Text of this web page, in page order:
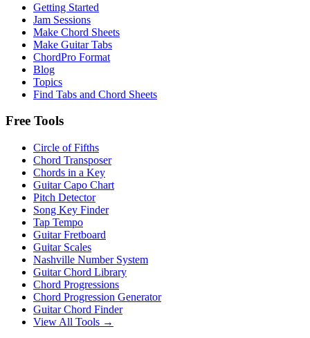
Getting Started
Jam Sessions
Make Chord Sheets
Make Guitar Tabs
ChordPro Format
Blog
Topics
Find Tabs and Chord Sheets
Free Tools
Circle of Fifths
Chord Transposer
Chords in a Key
Guitar Capo Chart
Pitch Detector
Song Key Finder
Tap Tempo
Guitar Fretboard
Guitar Scales
Nashville Number System
Guitar Chord Library
Chord Progressions
Chord Progression Generator
Guitar Chord Finder
View All Tools →